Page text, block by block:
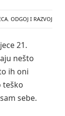
, ODGOJ I RAZVOJ
21.
nešto
ih oni
teško
sebe.